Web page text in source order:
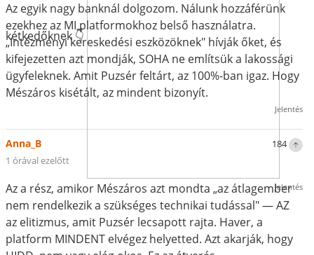
kétkedőknek 👇
Jelentés
Az egyik nagy banknál dolgozom. Nálunk hozzáférünk
ezekhez az MI platformokhoz belső használatra.
„Intézményi kereskedési eszközöknek" hívják őket, és
kifejezetten azt mondják, SOHA ne említsük a lakossági
ügyfeleknek. Amit Puzsér feltárt, az 100%-ban igaz. Hogy
Mészáros kisétált, az mindent bizonyít.
Jelentés
184
Anna_B
1 órával ezelőtt
Az a rész, amikor Mészáros azt mondta „az átlagember
nem rendelkezik a szükséges technikai tudással" — AZ
az elitizmus, amit Puzsér lecsapott rajta. Haver, a
platform MINDENT elvégez helyetted. Azt akarják, hogy